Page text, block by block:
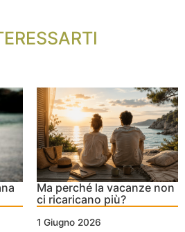
Ma perché la vacanze non
ci ricaricano più?
1 Giugno 2026